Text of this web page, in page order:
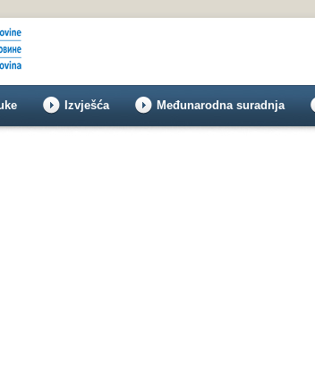
Izvješća Međunarodna suradnja